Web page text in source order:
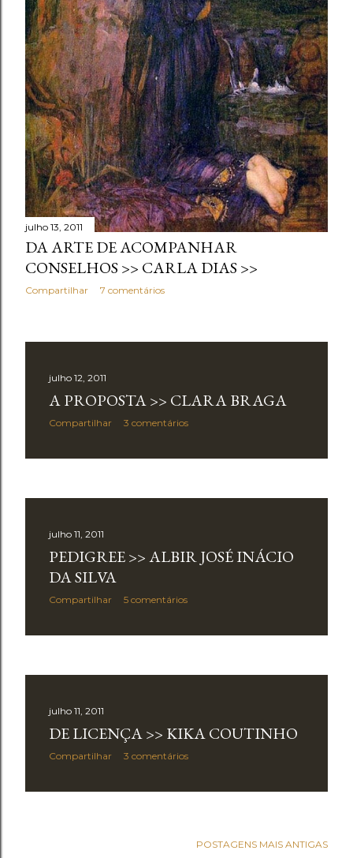
julho 13, 2011
DA ARTE DE ACOMPANHAR
CONSELHOS >> CARLA DIAS >>
Compartilhar 7 comentários
julho 12, 2011
A PROPOSTA >> CLARA BRAGA
Compartilhar 3 comentários
julho 11, 2011
PEDIGREE >> ALBIR JOSÉ INÁCIO
DA SILVA
Compartilhar 5 comentários
julho 11, 2011
DE LICENÇA >> KIKA COUTINHO
Compartilhar 3 comentários
POSTAGENS MAIS ANTIGAS